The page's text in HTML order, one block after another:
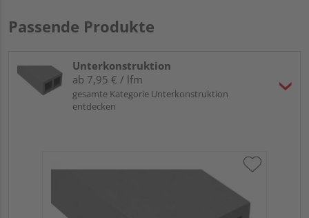
Leichte farbliche Veränderungen durch die Bewitterung sind
denn produktionsbedingt kann es immer zu kleineren
Farbabweichungen oder Schattierungen kommen.
Was den vorliegenden Terrassenbelag von anderen BPC
, ermöglicht
aber ebenso eineleichte Reinigung. Ob trockener Besen
klares Wasser und Schrubber bzw. Bürste
geringem Druck betriebener Hochdruckreiniger
nach Art der Verschmutzung bieten sich Ihnen diverse
Passende Produkte
Unterkonstruktion
ab 7,95 € / lfm
gesamte Kategorie Unterkonstruktion
entdecken